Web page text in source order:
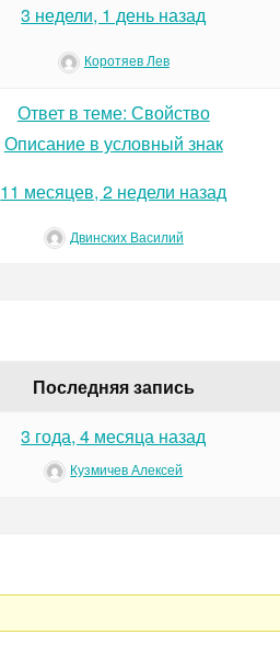
3 недели, 1 день назад
Коротяев Лев
Ответ в теме: Свойство
Описание в условный знак
11 месяцев, 2 недели назад
Двинских Василий
Последняя запись
3 года, 4 месяца назад
Кузмичев Алексей